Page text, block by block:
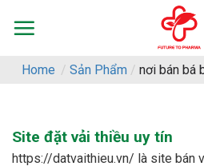
Home / Sản Phẩm / nơi bán bá
Site đặt vải thiều uy tín
https://datvaithieu.vn/ là site bán